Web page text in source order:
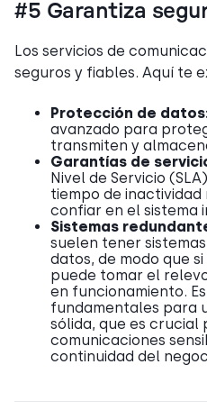
#5 Garantiza
Los servicios de
seguros y fiables. Aquí te
Protección de
avanzado para
transmiten y
Garantías de
Nivel de Servicio
tiempo de inactividad
confiar en el sistema
Sistemas
suelen tener
datos, de modo que
puede tomar el
en funcionamiento.
fundamentales para
sólida, que es
comunicaciones
continuidad del